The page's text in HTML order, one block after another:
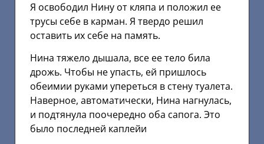
Я освободил Нину от кляпа и положил ее
трусы себе в карман. Я твердо решил
оставить их себе на память.
Нина тяжело дышала, все ее тело била
дрожь. Чтобы не упасть, ей пришлось
обеимии руками упереться в стену туалета.
Наверное, автоматически, Нина нагнулась,
и подтянула поочередно оба сапога. Это
было последней каплейи